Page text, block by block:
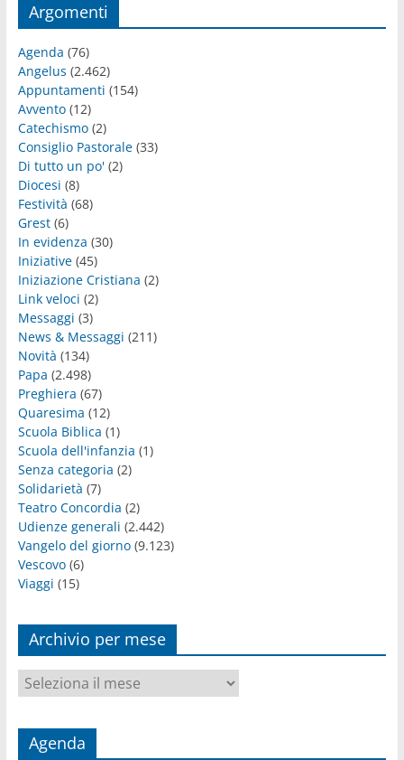
Argomenti
Agenda (76)
Angelus (2.462)
Appuntamenti (154)
Avvento(12)
Catechismo(2)
Consiglio Pastorale(33)
Di tutto un po'(2)
Diocesi (8)
Festività (68)
Grest(6)
In evidenza (30)
Iniziative(45)
Iniziazione Cristiana (2)
Link veloci (2)
Messaggi (3)
News & Messaggi (211)
Novità (134)
Papa (2.498)
Preghiera (67)
Quaresima (12)
Scuola Biblica (1)
Scuola dell'infanzia (1)
Senza categoria (2)
Solidarietà (7)
Teatro Concordia (2)
Udienze generali (2.442)
Vangelo del giorno(9.123)
Vescovo(6)
Viaggi (15)
Archivio per mese
Archivio
per
Agenda